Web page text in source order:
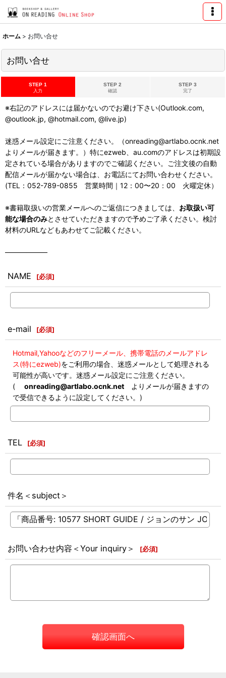
ホーム > お問い合せ
お問い合せ
STEP 1
入力
STEP 2
確認
STEP 3
完了
※右記のアドレスには届かないのでお避け下さい(Outlook.com,
@outlook.jp, @hotmail.com, @live.jp)
迷惑メール設定にご注意ください。（onreading@artlabo.ocnk.net
よりメールが届きます。）特にezweb、au.comのアドレスは初期設
定されている場合がありますのでご確認ください。ご注文後の自動
配信メールが届かない場合は、お電話にてお問い合わせください。
(TEL：052-789-0855 営業時間｜12：00〜20：00 火曜定休）
※書籍取扱いの営業メールへのご返信につきましては、 お取扱い可
能な場合のみとさせていただきますので予めご了承ください。検討
材料のURLなどもあわせてご記載ください。
――――――
NAME [必須]
e-mail [必須]
Hotmail,Yahooなどのフリーメール、携帯電話のメールアドレ
ス(特にezweb)をご利用の場合、迷惑メールとして処理される
可能性が高いです。迷惑メール設定にご注意ください。
( onreading@artlabo.ocnk.net よりメールが届きますの
で受信できるように設定してください。)
TEL [必須]
件名＜subject＞
お問い合わせ内容＜Your inquiry＞ [必須]
確認画面へ